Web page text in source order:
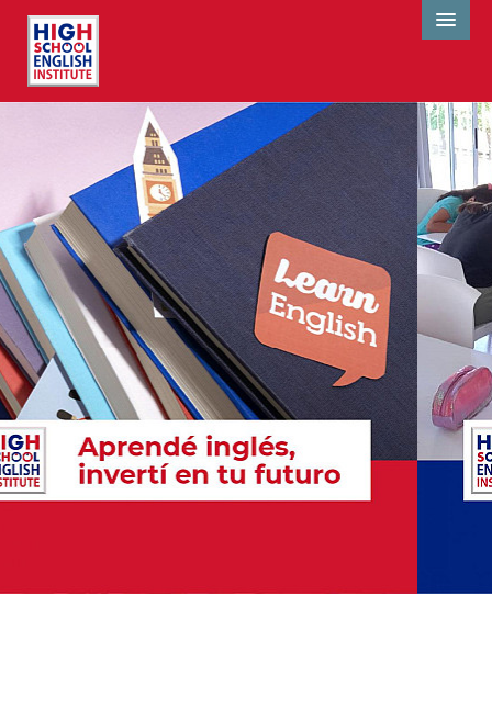
QUIENES SOMOS
SERVICIOS
METODOLOGÍA
CURSOS
CONTACTO